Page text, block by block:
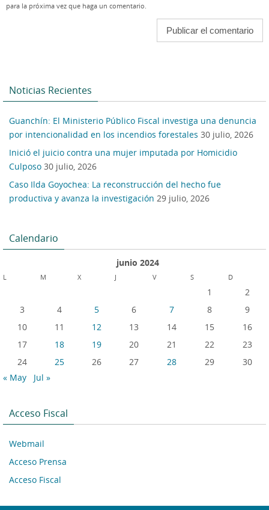
para la próxima vez que haga un comentario.
Noticias Recientes
Guanchín: El Ministerio Público Fiscal investiga una denuncia
por intencionalidad en los incendios forestales 30 julio, 2026
Inició el juicio contra una mujer imputada por Homicidio
Culposo 30 julio, 2026
Caso Ilda Goyochea: La reconstrucción del hecho fue
productiva y avanza la investigación 29 julio, 2026
Calendario
junio 2024
L M X J V S D
1
2
3
4 5 6 7 8
9
10
11 12 13 14 15
16
17
18 19 20 21 22
23
24
25 26 27 28 29
30
« May
Jul »
Acceso Fiscal
Webmail
Acceso Prensa
Acceso Fiscal